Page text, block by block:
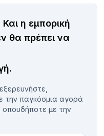
Και η εμπορική
θα πρέπει να
την παγκόσμια αγορά
οπουδήποτε με την